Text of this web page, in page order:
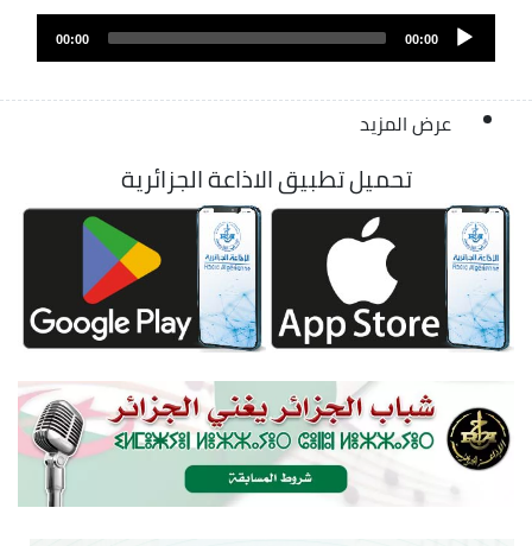
Audio
Player
00:00
00:00
عرض المزيد
تحميل تطبيق الاذاعة الجزائرية